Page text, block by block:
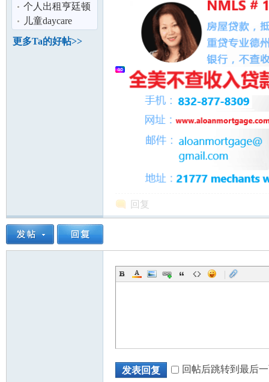
州
美金
小学的K-grade比
较好？
个人出租亨廷顿
比奇市高档公寓
两室两浴
儿童daycare
center
更多Ta的好帖>>
回复
|
发表回复 回帖后跳转到最后